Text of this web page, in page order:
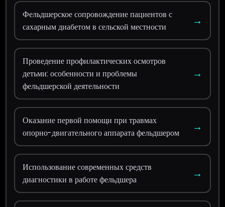
Фельдшерское сопровождение пациентов с
сахарным диабетом в сельской местности
→
Проведение профилактических осмотров
детьми: особенности и проблемы
фельдшерской деятельности
→
Оказание первой помощи при травмах
опорно-двигательного аппарата фельдшером
→
Использование современных средств
диагностики в работе фельдшера
→